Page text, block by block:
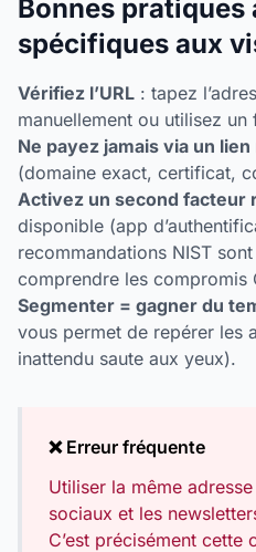
Bonnes
spécifiques aux
Vérifiez l’URL : tapez
manuellement ou utilisez
Ne payez jamais via un lien
(domaine exact, certificat,
Activez un second facteur
disponible (app
recommandations NIST
comprendre les compromis
Segmenter = gagner du
vous permet de repérer les
inattendu saute aux yeux).
❌ Erreur fréquente
Utiliser la même
sociaux et les
C’est précisément